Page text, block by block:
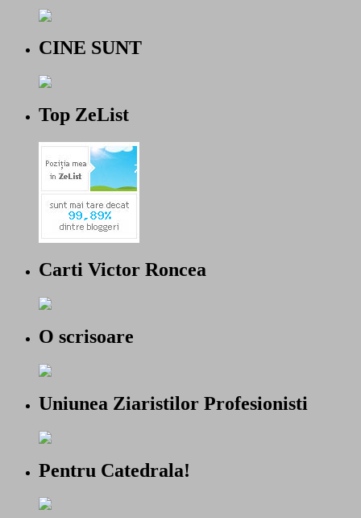
CINE SUNT
Top ZeList
Carti Victor Roncea
O scrisoare
Uniunea Ziaristilor Profesionisti
Pentru Catedrala!